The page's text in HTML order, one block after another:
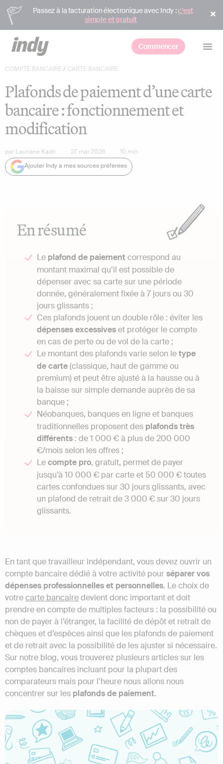
Passez à la facturation électronique avec Indy :c’est
simple et gratuit
Commencer
COMPTE BANCAIRE/ CARTE BANCAIRE
Plafonds de paiement d’une carte
bancaire : fonctionnement et
modification
par Lauriane Kadri 27 mai 2026 10 min
Ajouter Indy à mes sources préférées
En résumé
Le plafond de paiementcorrespond au
montant maximal qu’il est possible de
dépenser avec sa carte sur une période
donnée, généralement fixée à 7 jours ou 30
jours glissants ;
Ces plafonds jouent un double rôle : éviter les
dépenses excessiveset protéger le compte
en cas de perte ou de vol de la carte ;
Le montant des plafonds varie selon letype
de carte(classique, haut de gamme ou
premium) et peut être ajusté à la hausse ou à
la baisse sur simple demande auprès de sa
banque ;
Néobanques, banques en ligne et banques
traditionnelles proposent des plafonds très
différents : de 1 000 € à plus de 200 000
€/mois selon les offres ;
Lecompte pro, gratuit, permet de payer
jusqu’à 10 000 € par carte et 50 000 € toutes
cartes confondues sur 30 jours glissants, avec
un plafond de retrait de 3 000 € sur 30 jours
glissants.
En tant que travailleur indépendant, vous devez ouvrir un
compte bancaire dédié à votre activité pourséparer vos
dépenses professionnelles et personnelles. Le choix de
votrecarte bancairedevient donc important et doit
prendre en compte de multiples facteurs : la possibilité ou
non de payer à l’étranger, la facilité de dépôt et retrait de
chèques et d’espèces ainsi que les plafonds de paiement
et de retrait avec la possibilité de les ajuster si nécessaire.
Sur notre blog, vous trouverez plusieurs articles sur les
comptes bancaires incluant pour la plupart des
comparateurs mais pour l’heure nous allons nous
concentrer sur les plafonds de paiement.